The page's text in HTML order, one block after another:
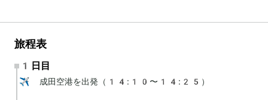
旅程表
1日目
✈️ 成田空港を出発（14:10〜14:25）